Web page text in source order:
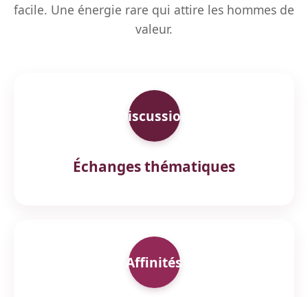
facile. Une énergie rare qui attire les hommes de
valeur.
Discussion
Échanges thématiques
Affinités